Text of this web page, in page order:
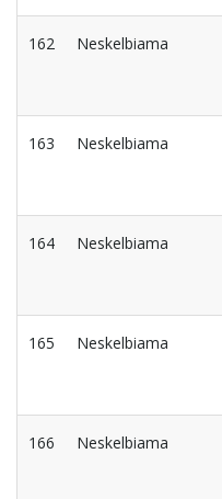
162 Neskelbiama
163 Neskelbiama
164 Neskelbiama
165 Neskelbiama
166 Neskelbiama